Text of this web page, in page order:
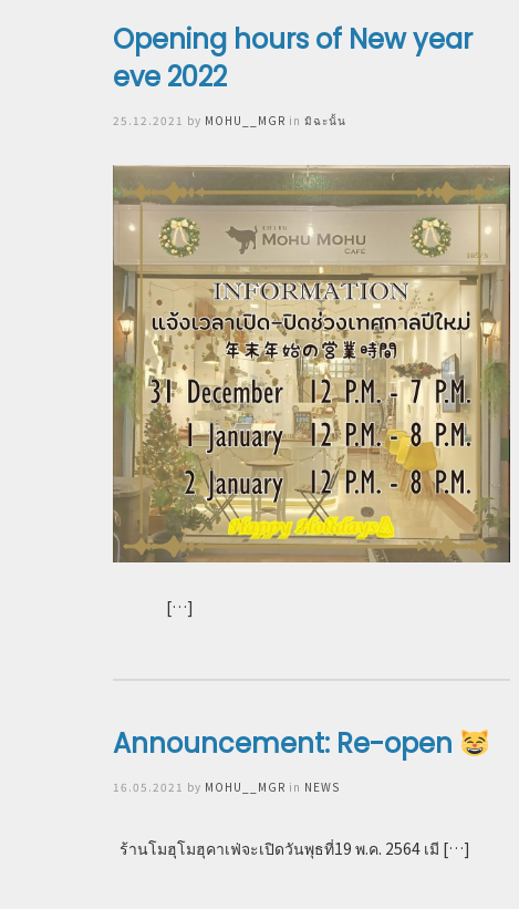
Opening hours of New year
eve 2022
Posted
25.12.2021 by MOHU__MGR in มิฉะนั้น
[…]
Announcement: Re-open
Posted
16.05.2021 by MOHU__MGR in NEWS
ร้านโมฮุโมฮุคาเฟ่จะเปิดวันพุธที่19 พ.ค. 2564 เมี […]